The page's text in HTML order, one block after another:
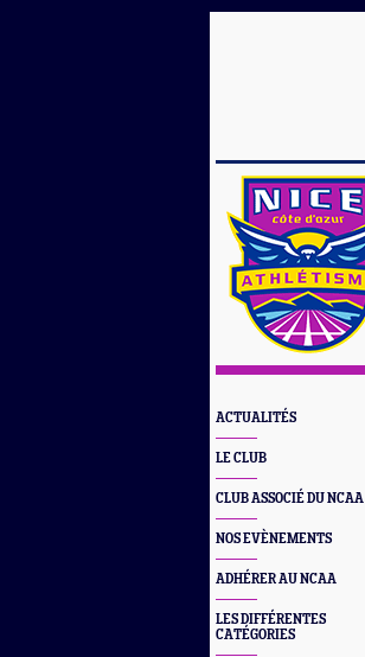
ACTUALITÉS
LE CLUB
CLUB ASSOCIÉ DU NCAA
NOS EVÈNEMENTS
ADHÉRER AU NCAA
LES DIFFÉRENTES
CATÉGORIES